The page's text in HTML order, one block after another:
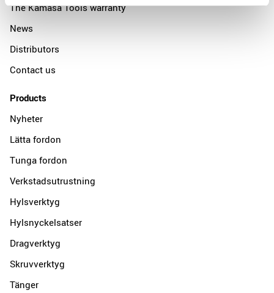
The Kamasa Tools warranty
News
Distributors
Contact us
Products
Nyheter
Lätta fordon
Tunga fordon
Verkstadsutrustning
Hylsverktyg
Hylsnyckelsatser
Dragverktyg
Skruvverktyg
Tänger